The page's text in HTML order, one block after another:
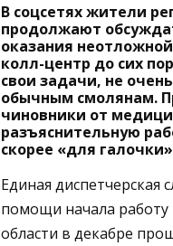
В соцсетях жители
продолжают
оказания
колл-центр до сих
свои задачи, не
обычным смолянам.
чиновники от
разъяснительную
скорее «для
Единая диспетчерская
помощи начала работу
области в декабре